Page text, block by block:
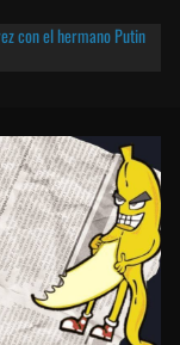
con el hermano Putin
| ¡O lo que
con queso frito y el
el Papa
de Nicaragua |